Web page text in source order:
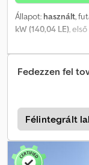
Állapot: használt,
kW (140,04 LE),
szín:fehér,
kibocsátási osztály:
tartozékok = -
száma: 4
tömeg: 2.135 kg
3.500 kg Motor
Fedezzen fel
Félintegrált